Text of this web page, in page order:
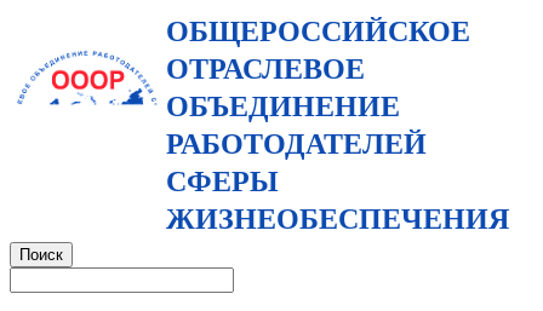
ОБЩЕРОССИЙСКОЕ
ОТРАСЛЕВОЕ
ОБЪЕДИНЕНИЕ
РАБОТОДАТЕЛЕЙ
СФЕРЫ
ЖИЗНЕОБЕСПЕЧЕНИЯ